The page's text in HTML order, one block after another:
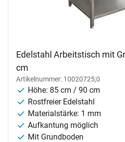
Edelstahl Arbeitstisch mit
cm
Artikelnummer: 10020725;0
Höhe: 85 cm / 90 cm
Rostfreier Edelstahl
Materialstärke: 1 mm
Aufkantung möglich
Mit Grundboden